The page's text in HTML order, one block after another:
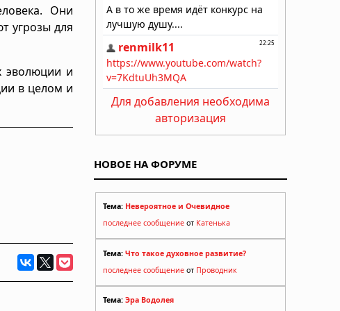
Они
угрозы для
эволюции и
в целом и
Для добавления необходима
авторизация
НОВОЕ НА ФОРУМЕ
Тема: Невероятное и Очевидное
последнее сообщение от Катенька
Тема: Что такое духовное развитие?
последнее сообщение от Проводник
Тема: Эра Водолея